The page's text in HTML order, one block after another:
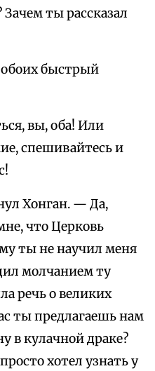
Зачем ты рассказал
быстрый
вы, оба! Или
спешивайтесь и
Хонган. — Да,
что Церковь
ты не научил меня
молчанием ту
речь о великих
ты предлагаешь нам
в кулачной драке?
хотел узнать у